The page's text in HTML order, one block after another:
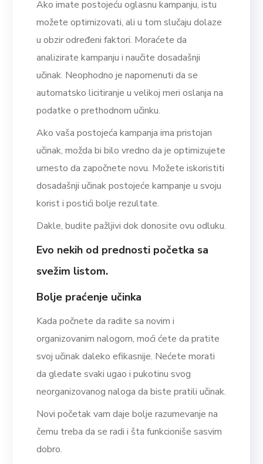
Ako imate postojeću oglasnu kampanju, istu
možete optimizovati, ali u tom slučaju dolaze
u obzir određeni faktori. Moraćete da
analizirate kampanju i naučite dosadašnji
učinak. Neophodno je napomenuti da se
automatsko licitiranje u velikoj meri oslanja na
podatke o prethodnom učinku.
Ako vaša postojeća kampanja ima pristojan
učinak, možda bi bilo vredno da je optimizujete
umesto da započnete novu. Možete iskoristiti
dosadašnji učinak postojeće kampanje u svoju
korist i postići bolje rezultate.
Dakle, budite pažljivi dok donosite ovu odluku.
Evo nekih od prednosti početka sa
svežim listom.
Bolje praćenje učinka
Kada počnete da radite sa novim i
organizovanim nalogom, moći ćete da pratite
svoj učinak daleko efikasnije. Nećete morati
da gledate svaki ugao i pukotinu svog
neorganizovanog naloga da biste pratili učinak.
Novi početak vam daje bolje razumevanje na
čemu treba da se radi i šta funkcioniše sasvim
dobro.